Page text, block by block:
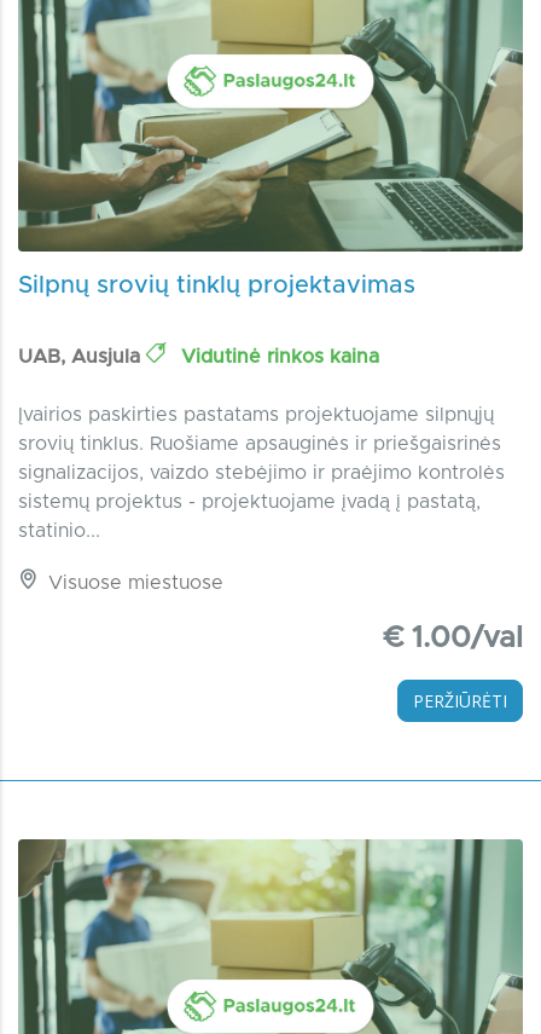
Silpnų srovių tinklų projektavimas
UAB, Ausjula Vidutinė rinkos kaina
Įvairios paskirties pastatams projektuojame silpnųjų
srovių tinklus. Ruošiame apsauginės ir priešgaisrinės
signalizacijos, vaizdo stebėjimo ir praėjimo kontrolės
sistemų projektus - projektuojame įvadą į pastatą,
statinio...
Visuose miestuose
€ 1.00/val
PERŽIŪRĖTI